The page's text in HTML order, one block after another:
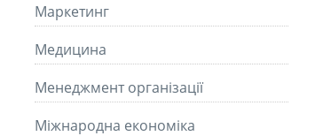
Маркетинг
Медицина
Менеджмент організації
Міжнародна економіка